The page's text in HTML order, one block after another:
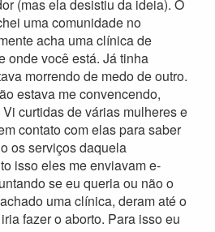
(mas ela desistiu da ideia). O
uma comunidade no
acha uma clínica de
onde você está. Já tinha
morrendo de medo de outro.
estava me convencendo,
curtidas de várias mulheres e
contato com elas para saber
os serviços daquela
isso eles me enviavam e-
se eu queria ou não o
uma clínica, deram até o
fazer o aborto. Para isso eu